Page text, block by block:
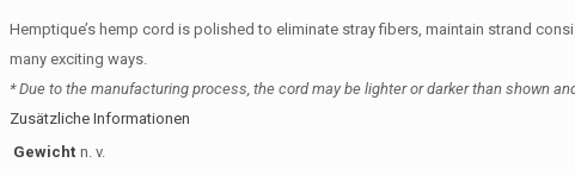
Hemptique’s hemp cord is polished to eliminate stray fibers, maintain strand
many exciting ways.
* Due to the manufacturing process, the cord may be lighter or darker than shown
Zusätzliche Informationen
Gewicht n. v.